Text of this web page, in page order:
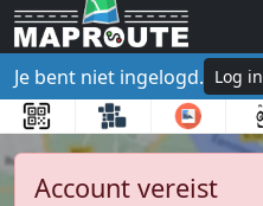
Je bent niet ingelogd. Log in
Account vereist